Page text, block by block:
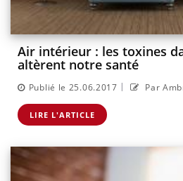
Air intérieur : les toxines
altèrent notre santé
Publié le 25.06.2017 | Par
LIRE L'ARTICLE